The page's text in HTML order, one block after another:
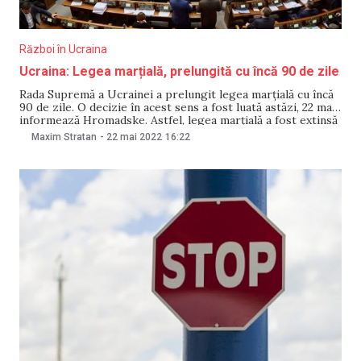
Război în Ucraina
Ucraina: Legea marțială, prelungită cu încă 90 de zile
Rada Supremă a Ucrainei a prelungit legea marțială cu încă
90 de zile. O decizie în acest sens a fost luată astăzi, 22 mai,
informează Hromadske. Astfel, legea marțială a fost extinsă
până pe data de 23 august. Amintim că legea marțială a fost
Maxim Stratan - 22 mai 2022 16:22